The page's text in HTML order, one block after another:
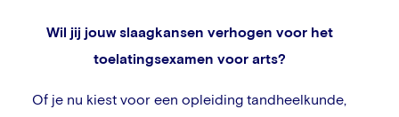
Wil jij jouw slaagkansen verhogen voor het
toelatingsexamen voor arts?
Of je nu kiest voor een opleiding tandheelkunde,